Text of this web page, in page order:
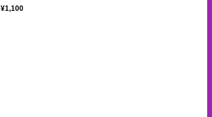
¥1,100